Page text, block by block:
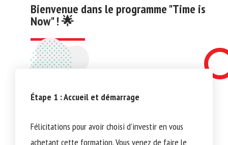
Bienvenue dans le programme "Time is
Now" ! 🌟
Étape 1 : Accueil et démarrage
Félicitations pour avoir choisi d’investir en vous
achetant cette formation. Vous venez de faire le